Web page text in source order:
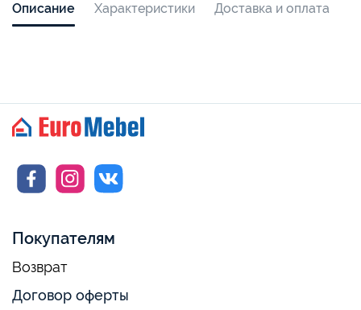
Описание Характеристики Доставка и оплата
Покупателям
Возврат
Договор оферты